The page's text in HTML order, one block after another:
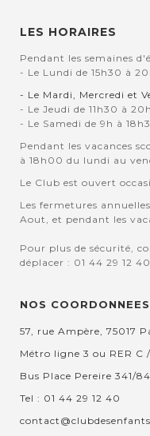
LES HORAIRES
Pendant les semaines
- Le Lundi de 15h30 à
- Le Mardi, Mercredi et
- Le Jeudi de 11h30 à
- Le Samedi de 9h à
Pendant les vacances
à 18h00 du lundi au
Le Club est ouvert
Les fermetures
Aout, et pendant les
Pour plus de sécurité,
déplacer : 01 44 29 12
NOS COORDONNEES
57, rue Ampère, 75017
Métro ligne 3 ou RER C
Bus Place Pereire 341/
Tel : 01 44 29 12 40